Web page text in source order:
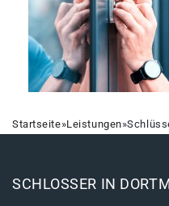
Startseite»Leistungen»
SCHLOSSER IN